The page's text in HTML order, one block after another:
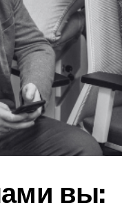
вы: